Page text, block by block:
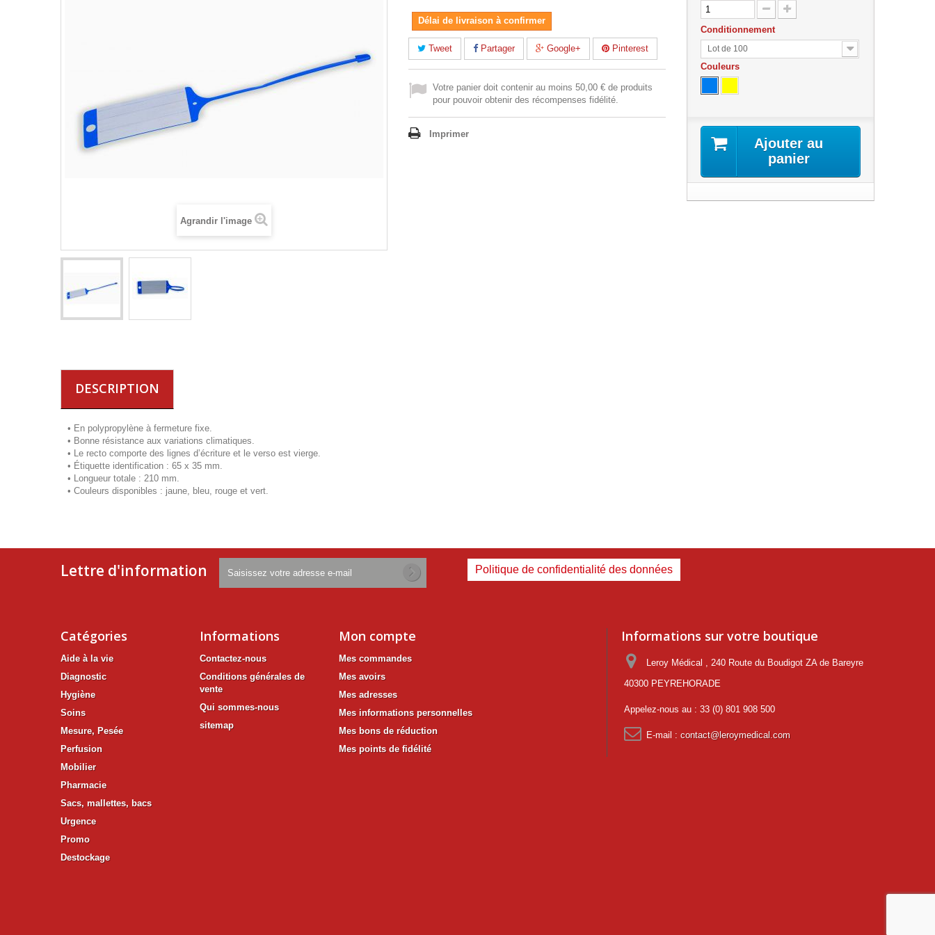
Agrandir l'image
Délai de livraison à confirmer
Tweet Partager Google+ Pinterest
Votre panier doit contenir au moins 50,00 € de produits
pour pouvoir obtenir des récompenses fidélité.
Imprimer
Conditionnement
Lot de 100
Couleurs
Ajouter au
panier
DESCRIPTION
• En polypropylène à fermeture fixe.
• Bonne résistance aux variations climatiques.
• Le recto comporte des lignes d’écriture et le verso est vierge.
• Étiquette identification : 65 x 35 mm.
• Longueur totale : 210 mm.
• Couleurs disponibles : jaune, bleu, rouge et vert.
Lettre d'information
Catégories
Aide à la vie
Diagnostic
Hygiène
Soins
Mesure, Pesée
Perfusion
Mobilier
Pharmacie
Sacs, mallettes, bacs
Urgence
Promo
Destockage
Informations
Contactez-nous
Conditions générales de
vente
Qui sommes-nous
sitemap
Mon compte
Mes commandes
Mes avoirs
Mes adresses
Mes informations personnelles
Mes bons de réduction
Mes points de fidélité
Informations sur votre boutique
Leroy Médical , 240 Route du Boudigot ZA de Bareyre
40300 PEYREHORADE
Appelez-nous au : 33 (0) 801 908 500
E-mail : contact@leroymedical.com
Politique de confidentialité des données